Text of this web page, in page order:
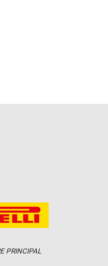
PRINCIPAL